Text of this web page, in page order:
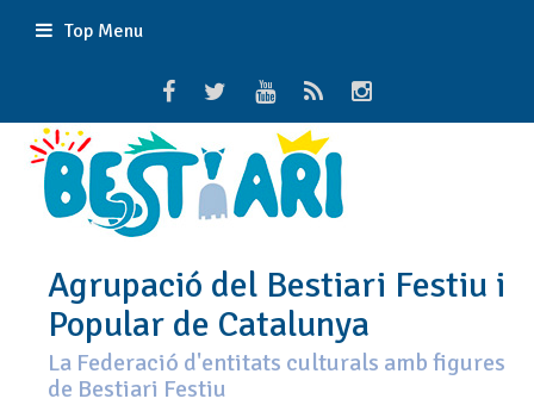
Top Menu
Agrupació del Bestiari Festiu i
Popular de Catalunya
La Federació d'entitats culturals amb figures
de Bestiari Festiu